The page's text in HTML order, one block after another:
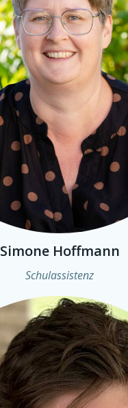
Simone Hoffmann
Schulassistenz